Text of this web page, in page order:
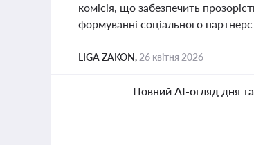
комісія, що забезпечить
формуванні соціального
LIGA ZAKON, 26 квітня 2026
Повний AI-огляд дня та